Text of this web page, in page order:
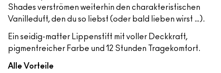
Shades verströmen weiterhin den charakteristischen
Vanilleduft, den du so liebst (oder bald lieben wirst …).
Ein seidig-matter Lippenstift mit voller Deckkraft,
pigmentreicher Farbe und 12 Stunden Tragekomfort.
Alle Vorteile